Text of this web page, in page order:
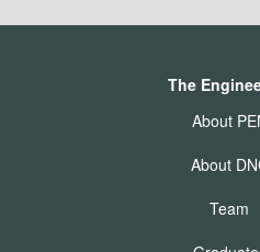
The
About
About
Team